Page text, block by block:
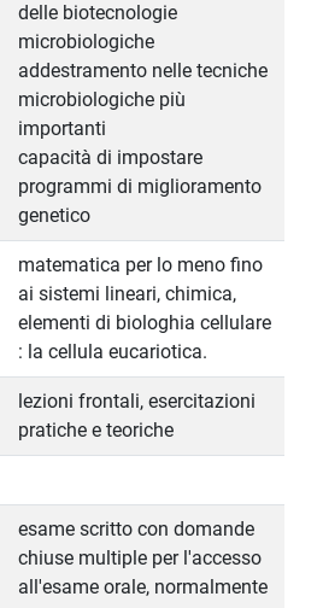
delle biotecnologie
microbiologiche
addestramento nelle tecniche
microbiologiche più
importanti
capacità di impostare
programmi di miglioramento
genetico
matematica per lo meno fino
ai sistemi lineari, chimica,
elementi di biologhia cellulare
: la cellula eucariotica.
lezioni frontali, esercitazioni
pratiche e teoriche
esame scritto con domande
chiuse multiple per l'accesso
all'esame orale, normalmente